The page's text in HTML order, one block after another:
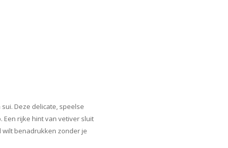
Deze delicate, speelse
Een rijke hint van vetiver sluit
wilt benadrukken zonder je